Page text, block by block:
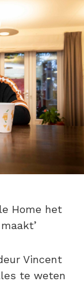
Home het
Vincent
te weten